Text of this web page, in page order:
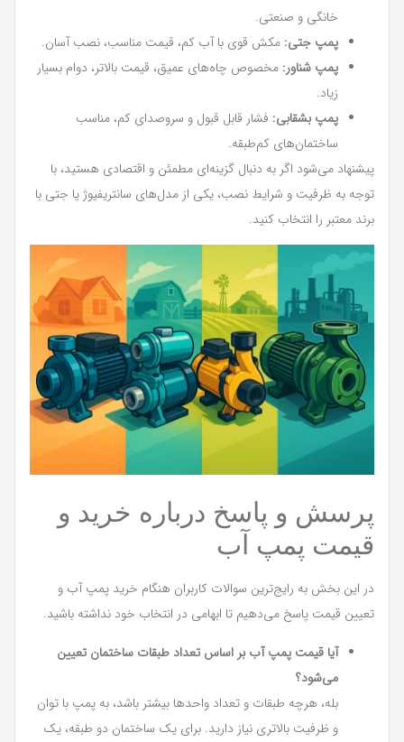
خانگی و صنعتی.
پمپ جتی: مکش قوی با آب کم، قیمت مناسب، نصب آسان.
پمپ شناور: مخصوص چاه‌های عمیق، قیمت بالاتر، دوام بسیار
زیاد.
پمپ بشقابی: فشار قابل قبول و سروصدای کم، مناسب
ساختمان‌های کم‌طبقه.
پیشنهاد می‌شود اگر به دنبال گزینه‌ای مطمئن و اقتصادی هستید، با
توجه به ظرفیت و شرایط نصب، یکی از مدل‌های سانتریفیوژ یا جتی با
برند معتبر را انتخاب کنید.
پرسش‌ و پاسخ درباره خرید و
قیمت پمپ آب
در این بخش به رایج‌ترین سوالات کاربران هنگام خرید پمپ آب و
تعیین قیمت پاسخ می‌دهیم تا ابهامی در انتخاب خود نداشته باشید.
آیا قیمت پمپ آب بر اساس تعداد طبقات ساختمان تعیین
می‌شود؟
بله، هرچه طبقات و تعداد واحدها بیشتر باشد، به پمپ با توان
و ظرفیت بالاتری نیاز دارید. برای یک ساختمان دو طبقه، یک